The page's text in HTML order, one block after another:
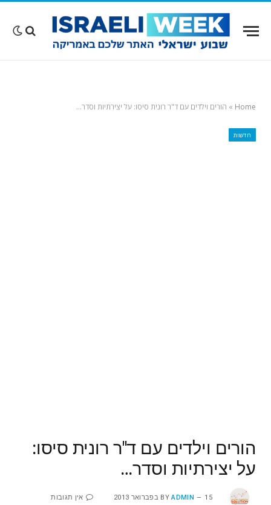
Home
» הורים וילדים עם ד"ר רונית סיסו: על יצירתיות וסדר…
חדשות
הורים וילדים עם ד"ר רונית סיסו:
על יצירתיות וסדר…
BY ADMIN 15 בפברואר 2013 אין תגובות